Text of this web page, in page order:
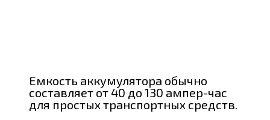
Емкость аккумулятора обычно
составляет от 40 до 130 ампер-час
для простых транспортных средств.